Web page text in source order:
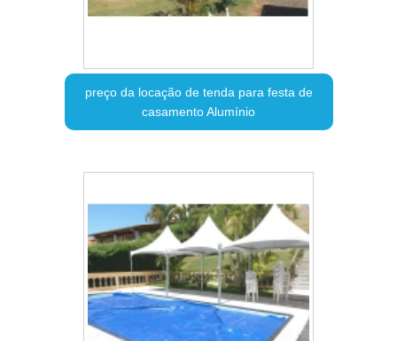
preço da locação de tenda para festa de
casamento Alumínio